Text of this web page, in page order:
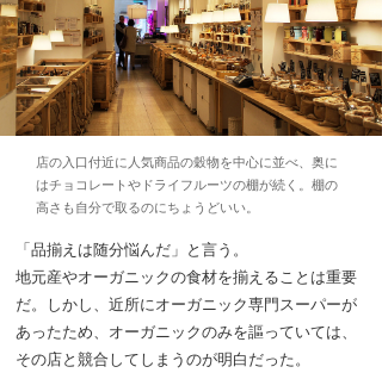
店の入口付近に人気商品の穀物を中心に並べ、奥に
はチョコレートやドライフルーツの棚が続く。棚の
高さも自分で取るのにちょうどいい。
「品揃えは随分悩んだ」と言う。
地元産やオーガニックの食材を揃えることは重要
だ。しかし、近所にオーガニック専門スーパーが
あったため、オーガニックのみを謳っていては、
その店と競合してしまうのが明白だった。